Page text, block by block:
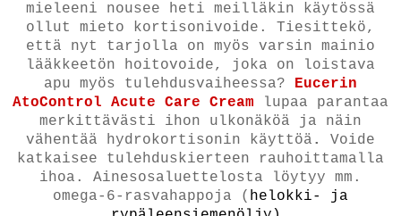
mieleeni nousee heti meilläkin käytössä
ollut mieto kortisonivoide. Tiesittekö,
että nyt tarjolla on myös varsin mainio
lääkkeetön hoitovoide, joka on loistava
apu myös tulehdusvaiheessa? Eucerin
AtoControl Acute Care Cream lupaa parantaa
merkittävästi ihon ulkonäköä ja näin
vähentää hydrokortisonin käyttöä . Voide
katkaisee tulehduskierteen rauhoittamalla
ihoa. Ainesosaluettelosta löytyy mm.
omega-6-rasvahappoja ( helokki- ja